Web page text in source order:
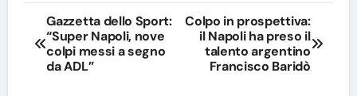
Navigazione
articoli
Gazzetta dello Sport:
“Super Napoli, nove
colpi messi a segno
da ADL”
Colpo in prospettiva:
il Napoli ha preso il
talento argentino
Francisco Baridò